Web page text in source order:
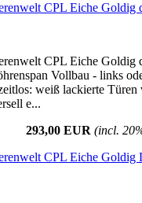
CPL Eiche Goldig
CPL Eiche Goldig
Vollbau - links
weiß lackierte Türen
e...
293,00 EUR (incl.
CPL Eiche Goldig